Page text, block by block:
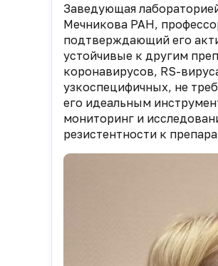
Заведующая
Мечникова РАН,
подтверждающий его
устойчивые к другим
коронавирусов, RS-
узкоспецифичных, не
его идеальным
мониторинг и
резистентности к